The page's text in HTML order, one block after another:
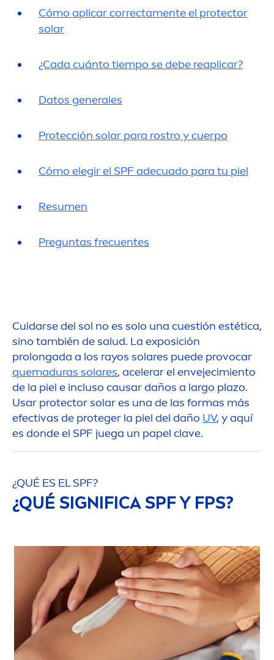
Cómo aplicar correctamente el protector
solar
¿Cada cuánto tiempo se debe reaplicar?
Datos generales
Protección solar para rostro y cuerpo
Cómo elegir el SPF adecuado para tu piel
Resumen
Preguntas frecuentes
Cuidarse del sol no es solo una cuestión estética,
sino también de salud. La exposición
prolongada a los rayos solares puede provocar
quemaduras solares, acelerar el envejecimiento
de la piel e incluso causar daños a largo plazo.
Usar protector solar es una de las formas más
efectivas de proteger la piel del daño UV, y aquí
es donde el SPF juega un papel clave.
¿QUÉ ES EL SPF?
¿QUÉ SIGNIFICA SPF Y FPS?